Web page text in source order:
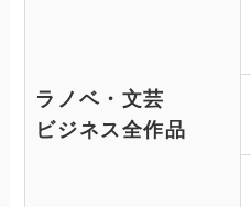
ラノベ・文芸
ビジネス全作品